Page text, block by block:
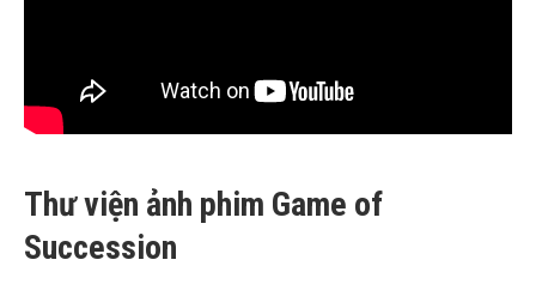
Thư viện ảnh phim Game of
Succession